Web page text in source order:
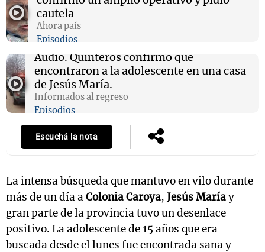
cautela
Ahora país
Episodios
Audio. Quinteros confirmó que
encontraron a la adolescente en una casa
de Jesús María.
Informados al regreso
Episodios
Escuchá la nota
La intensa búsqueda que mantuvo en vilo durante
más de un día aColonia Caroya, Jesús Maríay
gran parte de la provincia tuvo un desenlace
positivo. La adolescente de 15 años que era
buscada desde el lunes fue encontrada sana y